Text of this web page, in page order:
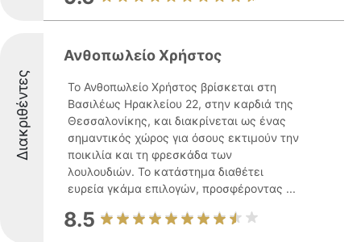
Διακριθέντες
Ανθοπωλείο Χρήστος
Το Ανθοπωλείο Χρήστος βρίσκεται στη
Βασιλέως Ηρακλείου 22, στην καρδιά της
Θεσσαλονίκης, και διακρίνεται ως ένας
σημαντικός χώρος για όσους εκτιμούν την
ποικιλία και τη φρεσκάδα των
λουλουδιών. Το κατάστημα διαθέτει
ευρεία γκάμα επιλογών, προσφέροντας ...
8.5